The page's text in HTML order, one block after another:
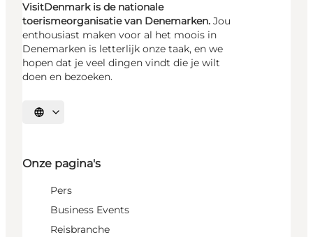
VisitDenmark is de nationale
toerismeorganisatie van Denemarken. Jou
enthousiast maken voor al het moois in
Denemarken is letterlijk onze taak, en we
hopen dat je veel dingen vindt die je wilt
doen en bezoeken.
Selecteer taal
Onze pagina's
Pers
Business Events
Reisbranche